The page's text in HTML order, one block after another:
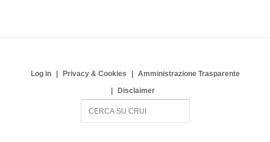
Log in Privacy & Cookies
Amministrazione Trasparente
Disclaimer